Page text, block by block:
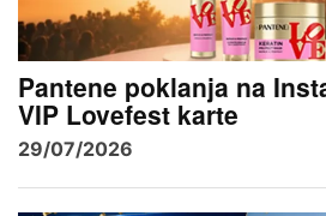
Pantene poklanja na
VIP Lovefest karte
29/07/2026